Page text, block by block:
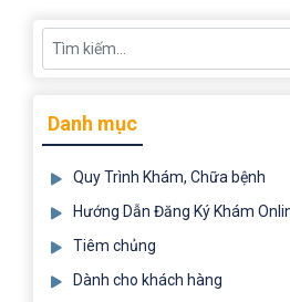
Danh mục
Quy Trình Khám, Chữa bệnh
Hướng Dẫn Đăng Ký Khám
Tiêm chủng
Dành cho khách hàng